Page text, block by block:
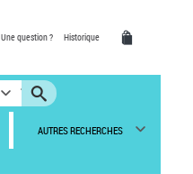
Une question ? Historique
AUTRES RECHERCHES